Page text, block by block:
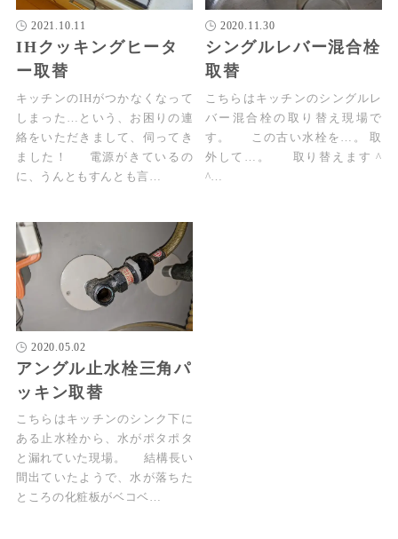
2021.10.11
IHクッキングヒータ
ー取替
キッチンのIHがつかなくなって
しまった…という、お困りの連
絡をいただきまして、伺ってき
ました！ 電源がきているの
に、うんともすんとも言…
2020.11.30
シングルレバー混合栓
取替
こちらはキッチンのシングルレ
バー混合栓の取り替え現場で
す。 この古い水栓を…。 取
外して…。 取り替えます ^
^…
2020.05.02
アングル止水栓三角パ
ッキン取替
こちらはキッチンのシンク下に
ある止水栓から、水がポタポタ
と漏れていた現場。 結構長い
間出ていたようで、水が落ちた
ところの化粧板がベコベ…